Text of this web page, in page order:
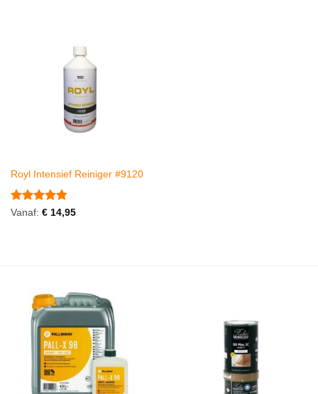
Royl Intensief Reiniger #9120
Gewaardeerd
Vanaf: €14,95